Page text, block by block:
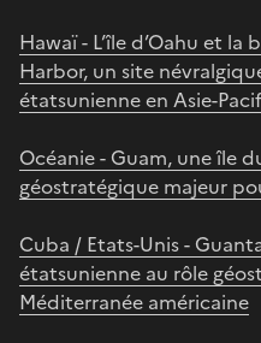
Hawaï - L’île d’Oahu et la
Harbor, un site
étatsunienne en Asie-
Océanie - Guam, une île
géostratégique majeur
Cuba / Etats-Unis -
étatsunienne au rôle
Méditerranée américaine